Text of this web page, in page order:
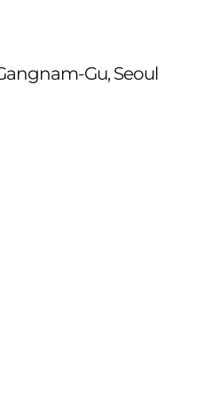
Gu, Seoul